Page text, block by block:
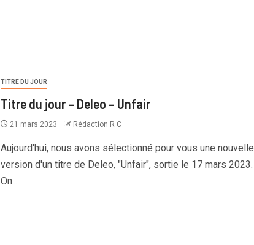
TITRE DU JOUR
Titre du jour – Deleo – Unfair
21 mars 2023 Rédaction R C
Aujourd'hui, nous avons sélectionné pour vous une nouvelle
version d'un titre de Deleo, "Unfair", sortie le 17 mars 2023.
On...